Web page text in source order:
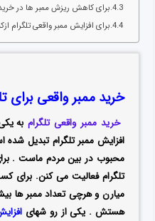
برای کاهش ریزش ممبر ها در خرید
برای افزایش ممبر واقعی تلگرام
خرید ممبر واقعی برای
خرید ممبر واقعی تلگرام به
افزایش ممبر تلگرام تبدیل
محبوب در بین مردم ماست .
تلگرام فعالیت می کنن. برای
میارن و هرچی تعداد ممبر ها
هستش . یکی از رو شهای